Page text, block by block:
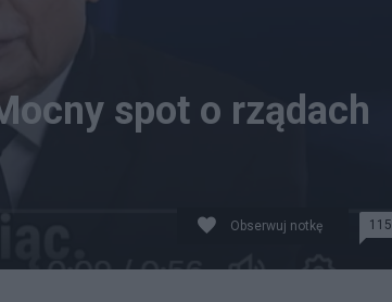
spot o rządach
Obserwuj notkę 115